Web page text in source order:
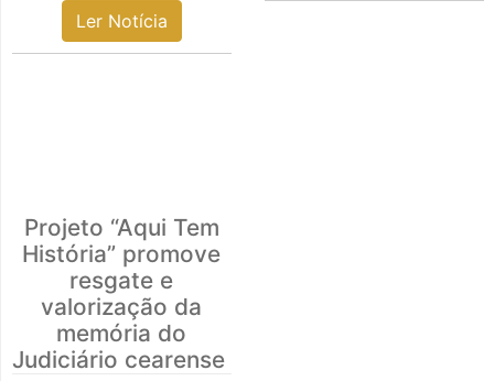
Ler Notícia
Projeto “Aqui Tem
História” promove
resgate e
valorização da
memória do
Judiciário cearense